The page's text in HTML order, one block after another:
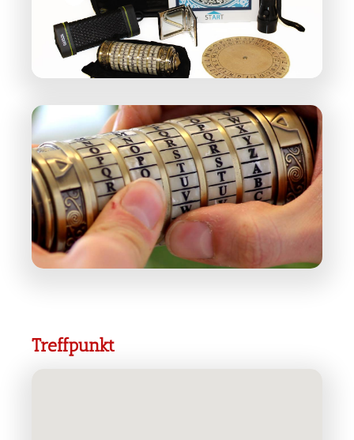
Treffpunkt